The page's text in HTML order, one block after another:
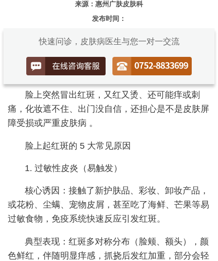
来源：惠州广肤皮肤科
发布时间：
快速问诊，皮肤病医生与您一对一交流
脸上突然冒出红斑，又红又烫、还可能痒或刺
痛，化妆遮不住、出门没自信，还担心是不是皮肤屏
障受损或严重皮肤病 。
脸上起红斑的 5 大常见原因
1. 过敏性皮炎（易触发）
核心诱因：接触了新护肤品、彩妆、卸妆产品，
或花粉、尘螨、宠物皮屑，甚至吃了海鲜、芒果等易
过敏食物，免疫系统快速反应引发红斑。
典型表现：红斑多对称分布（脸颊、额头），颜
色鲜红，伴随明显痒感，抓挠后发红加重，部分会轻